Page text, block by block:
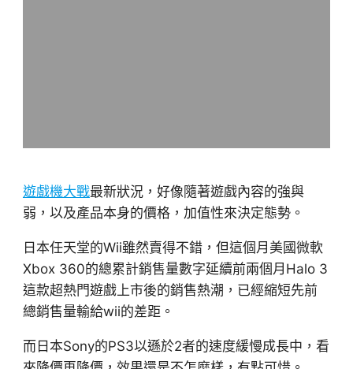
遊戲機大戰最新狀況，好像隨著遊戲內容的強與
弱，以及產品本身的價格，加值性來決定態勢。
日本任天堂的Wii雖然賣得不錯，但這個月美國微軟
Xbox 360的總累計銷售量數字延續前兩個月Halo 3
這款超熱門遊戲上市後的銷售熱潮，已經縮短先前
總銷售量輸給wii的差距。
而日本Sony的PS3以遜於2者的速度緩慢成長中，看